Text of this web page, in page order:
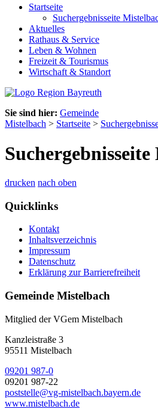
Startseite
Suchergebnisseite
Aktuelles
Rathaus & Service
Leben & Wohnen
Freizeit & Tourismus
Wirtschaft & Standort
Sie sind hier: Gemeinde
Mistelbach > Startseite >
drucken nach oben
Quicklinks
Kontakt
Inhaltsverzeichnis
Impressum
Datenschutz
Erklärung zur Barrierefreiheit
Gemeinde Mistelbach
Mitglied der VGem Mistelbach
Kanzleistraße 3
95511 Mistelbach
09201 987-0
09201 987-22
poststelle@vg-mistelbach.bayern.de
www.mistelbach.de